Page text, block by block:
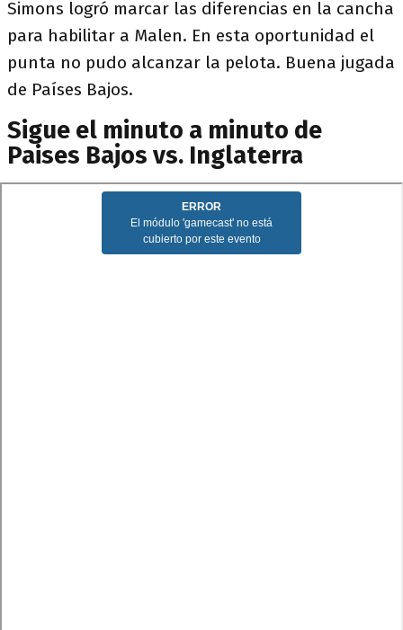
Simons logró marcar las diferencias en la cancha
para habilitar a Malen. En esta oportunidad el
punta no pudo alcanzar la pelota. Buena jugada
de Países Bajos.
Sigue el minuto a minuto de
Paises Bajos vs. Inglaterra